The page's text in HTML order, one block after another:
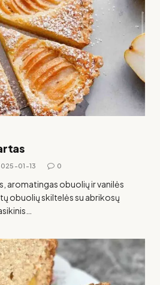
01-13 0
aromatingas obuolių ir vanilės
obuolių skiltelės su abrikosų